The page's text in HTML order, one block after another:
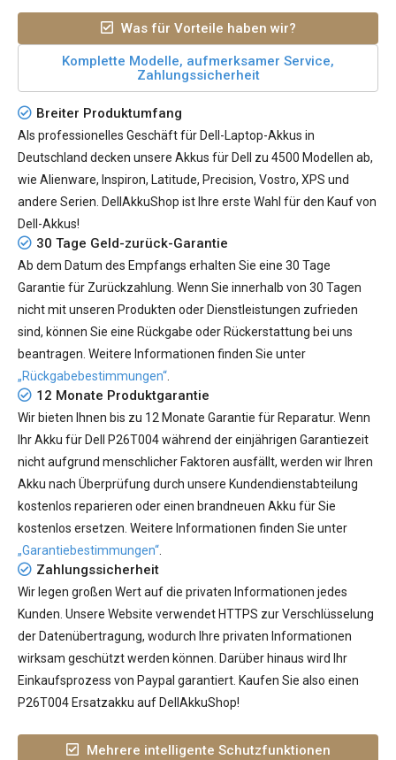
Was für Vorteile haben wir?
Komplette Modelle, aufmerksamer Service,
Zahlungssicherheit
Breiter Produktumfang
Als professionelles Geschäft für Dell-Laptop-Akkus in
Deutschland decken unsere Akkus für Dell zu 4500 Modellen ab,
wie Alienware, Inspiron, Latitude, Precision, Vostro, XPS und
andere Serien. DellAkkuShop ist Ihre erste Wahl für den Kauf von
Dell-Akkus!
30 Tage Geld-zurück-Garantie
Ab dem Datum des Empfangs erhalten Sie eine 30 Tage
Garantie für Zurückzahlung. Wenn Sie innerhalb von 30 Tagen
nicht mit unseren Produkten oder Dienstleistungen zufrieden
sind, können Sie eine Rückgabe oder Rückerstattung bei uns
beantragen. Weitere Informationen finden Sie unter
„Rückgabebestimmungen“
12 Monate Produktgarantie
Wir bieten Ihnen bis zu 12 Monate Garantie für Reparatur. Wenn
IhrAkku für Dell P26T004während der einjährigen Garantiezeit
nicht aufgrund menschlicher Faktoren ausfällt, werden wir Ihren
Akku nach Überprüfung durch unsere Kundendienstabteilung
kostenlos reparieren oder einen brandneuen Akku für Sie
kostenlos ersetzen. Weitere Informationen finden Sie unter
„Garantiebestimmungen“
Zahlungssicherheit
Wir legen großen Wert auf die privaten Informationen jedes
Kunden. Unsere Website verwendet HTTPS zur Verschlüsselung
der Datenübertragung, wodurch Ihre privaten Informationen
wirksam geschützt werden können. Darüber hinaus wird Ihr
Einkaufsprozess von Paypal garantiert. Kaufen Sie also einen
P26T004 Ersatzakku auf DellAkkuShop!
Mehrere intelligente Schutzfunktionen